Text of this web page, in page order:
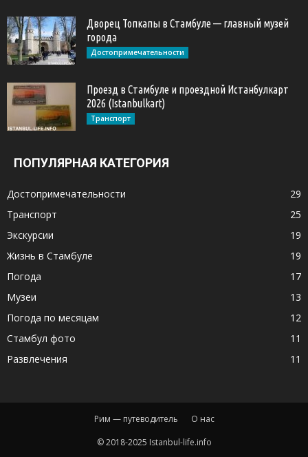
Дворец Топкапы в Стамбуле — главный музей
города
Достопримечательности
Проезд в Стамбуле и проездной Истанбулкарт
2026 (Istanbulkart)
Транспорт
ПОПУЛЯРНАЯ КАТЕГОРИЯ
Достопримечательности
29
Транспорт
25
Экскурсии
19
Жизнь в Стамбуле
19
Погода
17
Музеи
13
Погода по месяцам
12
Стамбул фото
11
Развлечения
11
Рим — путеводитель
О нас
© 2018-2025 Istanbul-life.info